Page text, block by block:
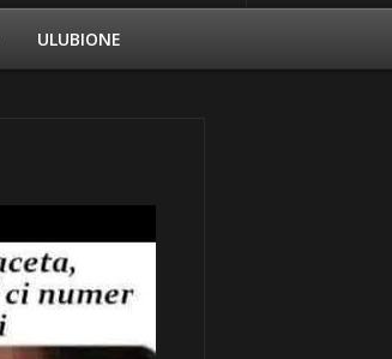
ULUBIONE